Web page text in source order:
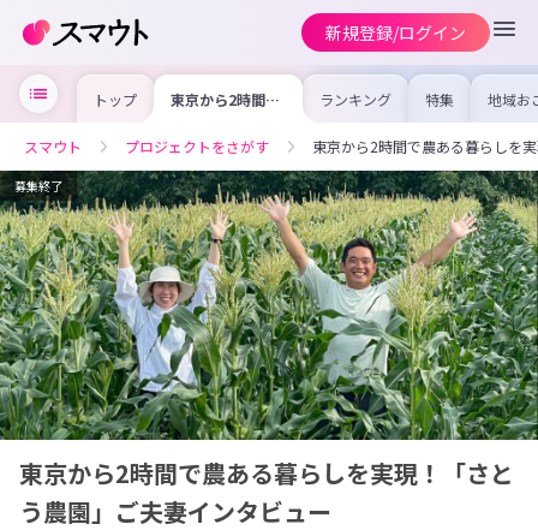
新規登録/ログイン
トップ 東京から2時間で
農ある暮らしを実
園」ご夫妻インタ
ビュー
ランキング 特集 地域お
の求
を集め
事内容
を比較
合った
けよう
スマウト プロジェクトをさがす 東京から2時間で農ある暮らしを
募集終了
東京から2時間で農ある暮らしを実現！「さと
う農園」ご夫妻インタビュー